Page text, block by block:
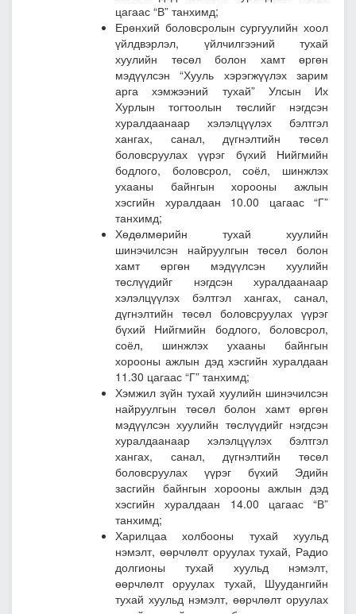
цагаас “В” танхимд;
Ерөнхий боловсролын сургуулийн хоол
үйлдвэрлэл, үйлчилгээний тухай
хуулийн төсөл болон хамт өргөн
мэдүүлсэн “Хууль хэрэгжүүлэх зарим
арга хэмжээний тухай” Улсын Их
Хурлын тогтоолын төслийг нэгдсэн
хуралдаанаар хэлэлцүүлэх бэлтгэл
хангах, санал, дүгнэлтийн төсөл
боловсруулах үүрэг бүхий Нийгмийн
бодлого, боловсрол, соёл, шинжлэх
ухааны байнгын хорооны ажлын
хэсгийн хуралдаан 10.00 цагаас “Г”
танхимд;
Хөдөлмөрийн тухай хуулийн
шинэчилсэн найруулгын төсөл болон
хамт өргөн мэдүүлсэн хуулийн
төслүүдийг нэгдсэн хуралдаанаар
хэлэлцүүлэх бэлтгэл хангах, санал,
дүгнэлтийн төсөл боловсруулах үүрэг
бүхий Нийгмийн бодлого, боловсрол,
соёл, шинжлэх ухааны байнгын
хорооны ажлын дэд хэсгийн хуралдаан
11.30 цагаас “Г” танхимд;
Хэмжил зүйн тухай хуулийн шинэчилсэн
найруулгын төсөл болон хамт өргөн
мэдүүлсэн хуулийн төслүүдийг нэгдсэн
хуралдаанаар хэлэлцүүлэх бэлтгэл
хангах, санал, дүгнэлтийн төсөл
боловсруулах үүрэг бүхий Эдийн
засгийн байнгын хорооны ажлын дэд
хэсгийн хуралдаан 14.00 цагаас “В”
танхимд;
Харилцаа холбооны тухай хуульд
нэмэлт, өөрчлөлт оруулах тухай, Радио
долгионы тухай хуульд нэмэлт,
өөрчлөлт оруулах тухай, Шуудангийн
тухай хуульд нэмэлт, өөрчлөлт оруулах